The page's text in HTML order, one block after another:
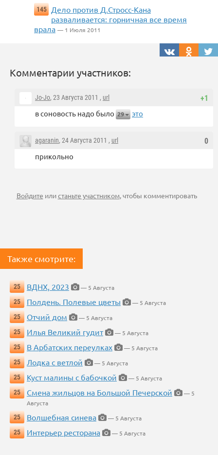
145
Дело против Д.Стросс-Кана
разваливается: горничная все время
врала — 1 Июля 2011
Комментарии участников:
+1
Jo-Jo, 23 Августа 2011 , url
в соновость надо было 29 это
0
agaranin, 24 Августа 2011 , url
прикольно
Войдите илистаньте участником, чтобы комментировать
Также смотрите:
25 ВДНХ, 2023
— 5 Августа
25
Полдень. Полевые цветы
— 5 Августа
25
Отчий дом
— 5 Августа
25
Илья Великий гудит
— 5 Августа
25
В Арбатских переулках
— 5 Августа
25
Лодка с ветлой
— 5 Августа
25
Куст малины с бабочкой
— 5 Августа
25
Смена жильцов на Большой Печерской
— 5
Августа
25
Волшебная синева
— 5 Августа
25
Интерьер ресторана — 5 Августа